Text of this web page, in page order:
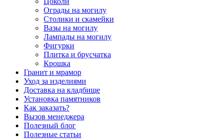
Ограды на могилу
Столики и скамейки
Вазы на могилу
Лампады на могилу
Фигурки
Плитка и брусчатка
Крошка
Гранит и мрамор
Уход за изделиями
Доставка на кладбище
Установка памятников
Как заказать?
Вызов менеджера
Полезный блог
Полезные статьи